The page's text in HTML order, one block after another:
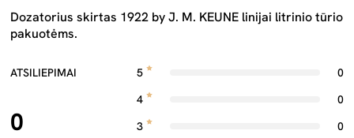
Dozatorius skirtas 1922 by J. M. KEUNE linijai litrinio tūrio
pakuotėms.
ATSILIEPIMAI
0
5
0
4
0
3
0